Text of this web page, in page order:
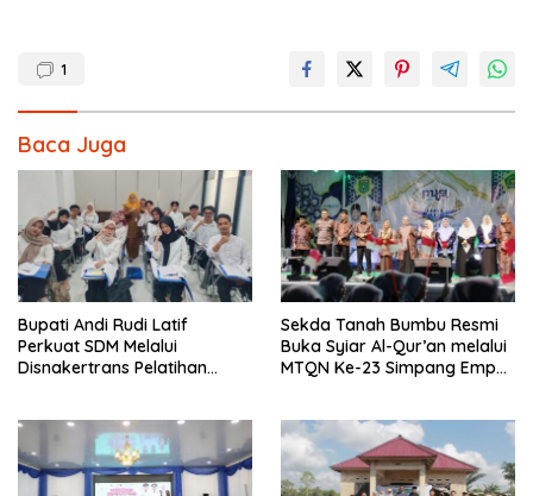
1
Baca Juga
Bupati Andi Rudi Latif
Perkuat SDM Melalui
Disnakertrans Pelatihan
Sekda Tanah Bumbu Resmi
Buka Syiar Al-Qur’an melalui
MTQN Ke-23 Simpang Empat